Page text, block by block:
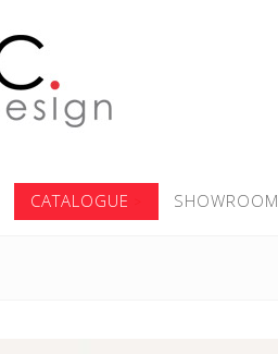
CATALOGUE SHOWROOM